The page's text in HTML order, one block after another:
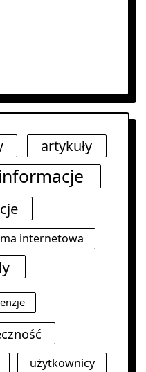
artykuły
informacje
internetowa
użytkownicy